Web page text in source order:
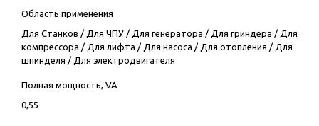
Область применения
Для Станков / Для ЧПУ/ Для генератора / Для гриндера / Для
компрессора / Для лифта / Для насоса / Для отопления / Для
шпинделя / Для электродвигателя
Полная мощность, VA
0,55